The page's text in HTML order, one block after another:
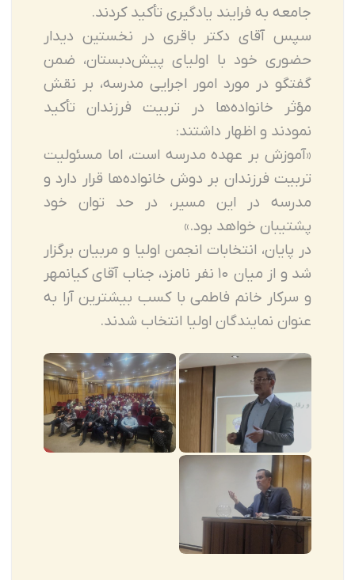
جامعه به فرایند یادگیری تأکید کردند.
سپس آقای دکتر باقری در نخستین دیدار
حضوری خود با اولیای پیش‌دبستان، ضمن
گفتگو در مورد امور اجرایی مدرسه، بر نقش
مؤثر خانواده‌ها در تربیت فرزندان تأکید
نمودند‌ و اظهار داشتند:
«آموزش بر عهده مدرسه است، اما مسئولیت
تربیت فرزندان بر دوش خانواده‌ها قرار دارد و
مدرسه در این مسیر، در حد توان خود
پشتیبان خواهد بود.»
در پایان، انتخابات انجمن اولیا و مربیان برگزار
شد و از میان ۱۰ نفر نامزد، جناب آقای کیانمهر
و سرکار خانم فاطمی با کسب بیشترین آرا به
عنوان نمایندگان اولیا انتخاب شدند.